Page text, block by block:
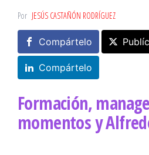
Por JESÚS CASTAÑÓN RODRÍGUEZ
Compártelo
Compártelo
Formación,
momentos y